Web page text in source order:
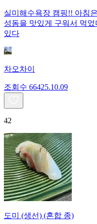
실미해수욕장 캠핑!! 아침
성돔을 맛있게 구워서 먹
있다
차오차이
조회수 66425.10.09
42
도미 (생선) (혼합 종)